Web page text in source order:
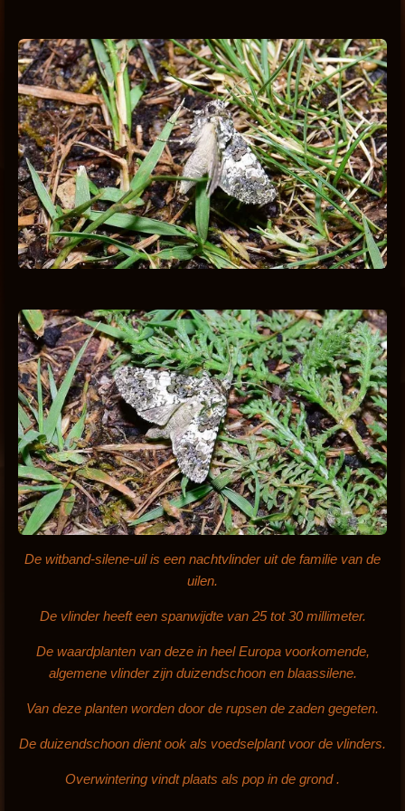
De witband-silene-uil is een nachtvlinder uit de familie van de
uilen.
De vlinder heeft een spanwijdte van 25 tot 30 millimeter.
De waardplanten van deze in heel Europa voorkomende,
algemene vlinder zijn duizendschoon en blaassilene.
Van deze planten worden door de rupsen de zaden gegeten.
De duizendschoon dient ook als voedselplant voor de vlinders.
Overwintering vindt plaats als pop in de grond .